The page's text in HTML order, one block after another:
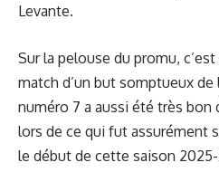
Levante.
Sur la pelouse du promu,
match d’un but somptueux de
numéro 7 a aussi été très bon
lors de ce qui fut assurément
le début de cette saison